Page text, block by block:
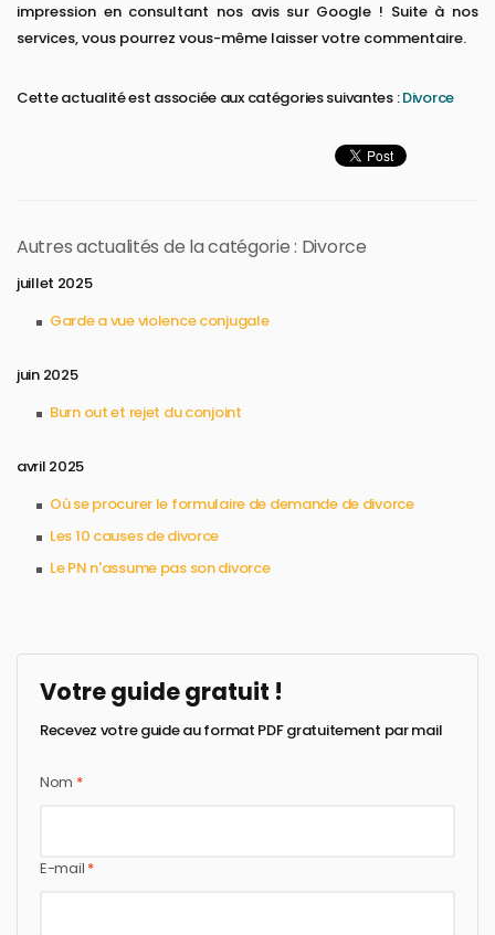
impression en consultant nos avis sur Google ! Suite à nos
services, vous pourrez vous-même laisser votre commentaire.
Cette actualité est associée aux catégories suivantes :Divorce
Autres actualités de la catégorie : Divorce
juillet 2025
Garde a vue violence conjugale
juin 2025
Burn out et rejet du conjoint​
avril 2025
Où se procurer le formulaire de demande de divorce​
Les 10 causes de divorce​
Le PN n'assume pas son divorce​
Votre guide gratuit !
Recevez votre guide au format PDF gratuitement par mail
Nom *
E-mail *